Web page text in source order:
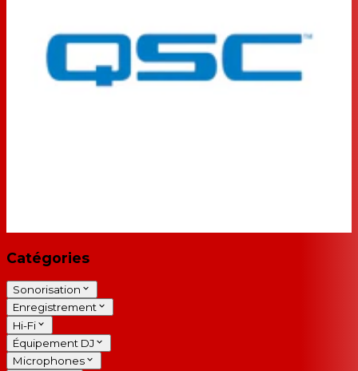
Catégories
Sonorisation
Enregistrement
Hi-Fi
Équipement DJ
Microphones